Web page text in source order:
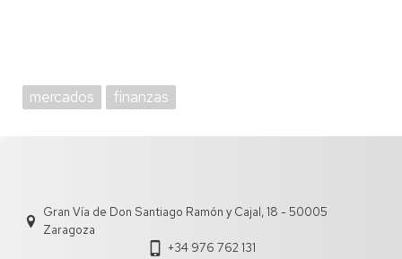
mercados finanzas
Gran Vía de Don Santiago Ramón y Cajal, 18 - 50005
Zaragoza
+34 976 762 131